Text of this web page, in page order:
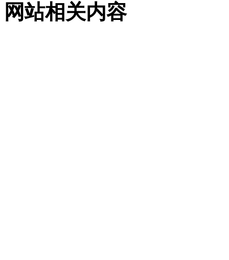
网站相关内容